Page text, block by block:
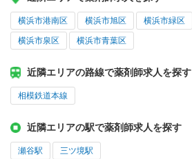
横浜市港南区 横浜市旭区 横浜市緑区
横浜市泉区 横浜市青葉区
近隣エリアの路線で薬剤師求人を探す
相模鉄道本線
近隣エリアの駅で薬剤師求人を探す
瀬谷駅 三ツ境駅